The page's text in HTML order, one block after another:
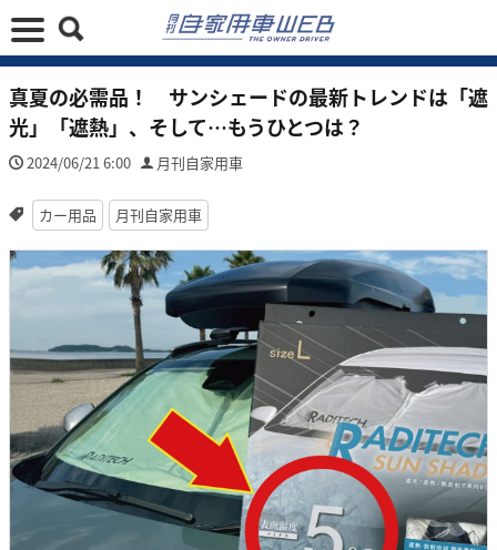
真夏の必需品！ サンシェードの最新トレンドは「遮
光」「遮熱」、そして…もうひとつは？
2024/06/21 6:00 月刊自家用車
カー用品 月刊自家用車